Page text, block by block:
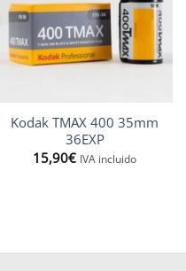
Kodak TMAX 400 35mm
36EXP
15,90€ IVA incluido